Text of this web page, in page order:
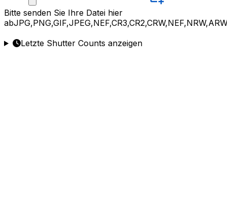
Bitte senden Sie Ihre Datei hier
ab
Letzte Shutter Counts anzeigen